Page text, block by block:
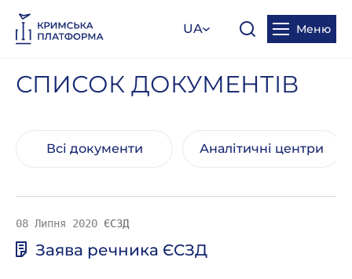
UA Меню
СПИСОК ДОКУМЕНТІВ
Всі документи Аналітичні центри
08 Липня 2020 ЄСЗД
Заява речника ЄСЗД